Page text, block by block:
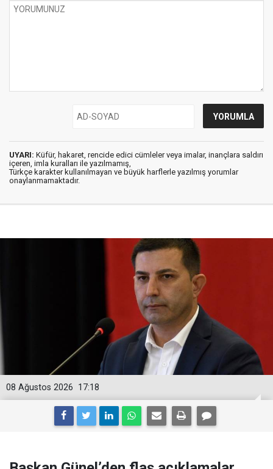
UYARI: Küfür, hakaret, rencide edici cümleler veya imalar, inançlara saldırı
içeren, imla kuralları ile yazılmamış,
Türkçe karakter kullanılmayan ve büyük harflerle yazılmış yorumlar
onaylanmamaktadır.
17:18
08 Ağustos 2026